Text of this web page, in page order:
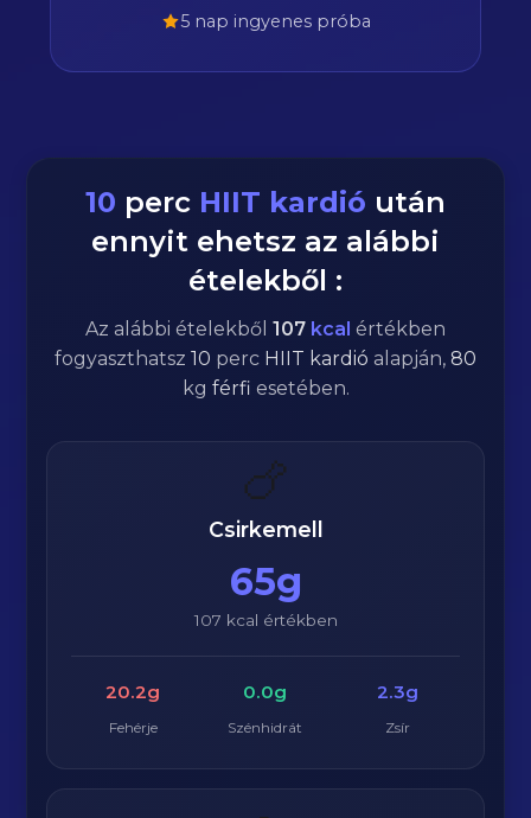
5 nap ingyenes próba
10 perc HIIT kardió után
ennyit ehetsz az alábbi
ételekből :
Az alábbi ételekből 107 kcal értékben
fogyaszthatsz 10 perc HIIT kardió alapján, 80
kg férfi esetében.
🍗
Csirkemell
65g
107 kcal értékben
20.2g
Fehérje
0.0g
Szénhidrát
2.3g
Zsír